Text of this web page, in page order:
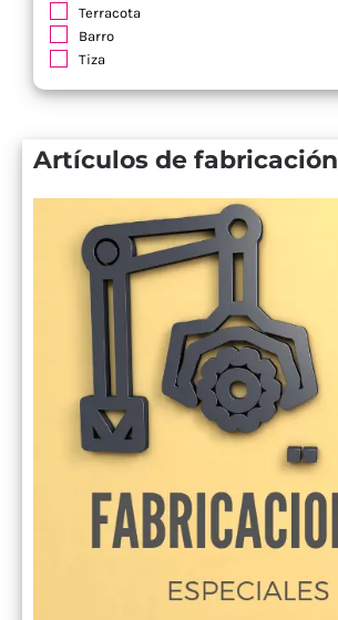
Terracota
Barro
Tiza
Artículos de fabricación